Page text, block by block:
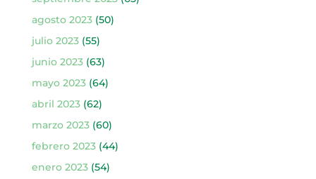
agosto 2023(50)
julio 2023(55)
junio 2023(63)
mayo 2023(64)
abril 2023(62)
marzo 2023(60)
febrero 2023(44)
enero 2023(54)